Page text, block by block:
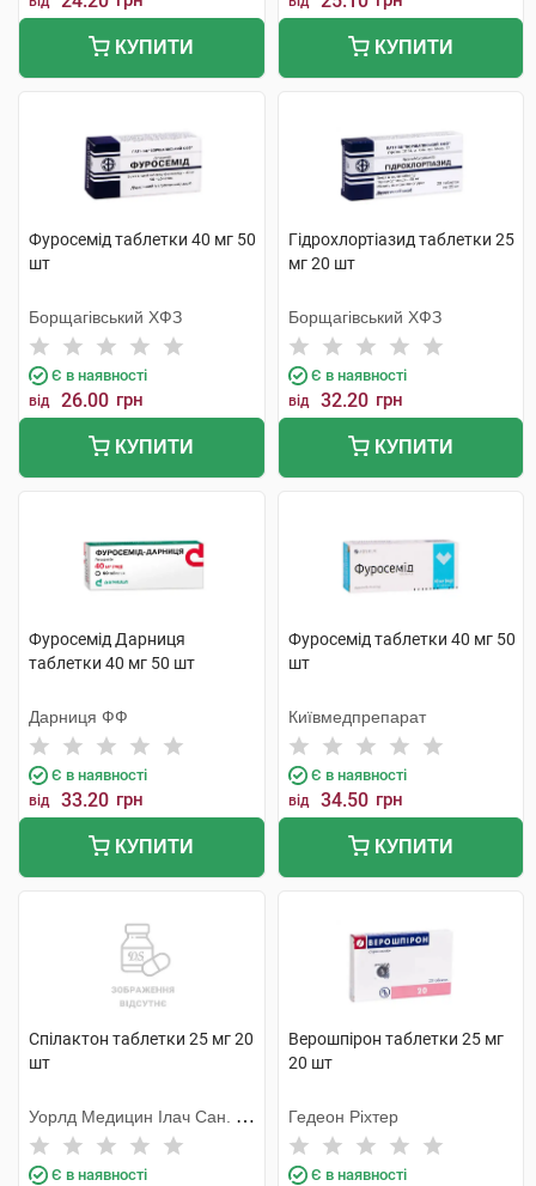
КУПИТИ КУПИТИ
Фуросемід таблетки 40 мг 50
шт
Борщагівський ХФЗ
Є в наявності
від 26.00 грн
КУПИТИ
Гідрохлортіазид таблетки 25
мг 20 шт
Борщагівський ХФЗ
Є в наявності
від 32.20 грн
КУПИТИ
Фуросемід Дарниця
таблетки 40 мг 50 шт
Дарниця ФФ
Є в наявності
від 33.20 грн
КУПИТИ
Фуросемід таблетки 40 мг 50
шт
Київмедпрепарат
Є в наявності
від 34.50 грн
КУПИТИ
Спілактон таблетки 25 мг 20
шт
Уорлд Медицин Ілач Сан. Ве
Тідж
Є в наявності
Верошпірон таблетки 25 мг
20 шт
Гедеон Ріхтер
Є в наявності